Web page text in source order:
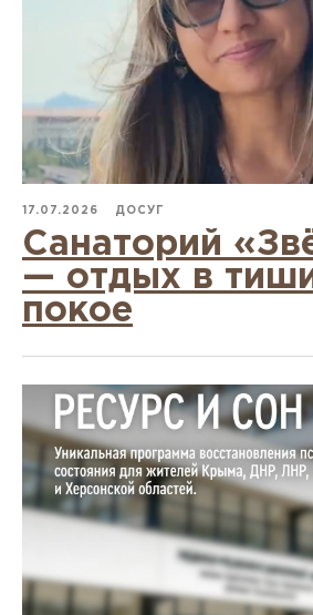
17.07.2026 ДОСУГ
Санаторий
— отдых в
покое